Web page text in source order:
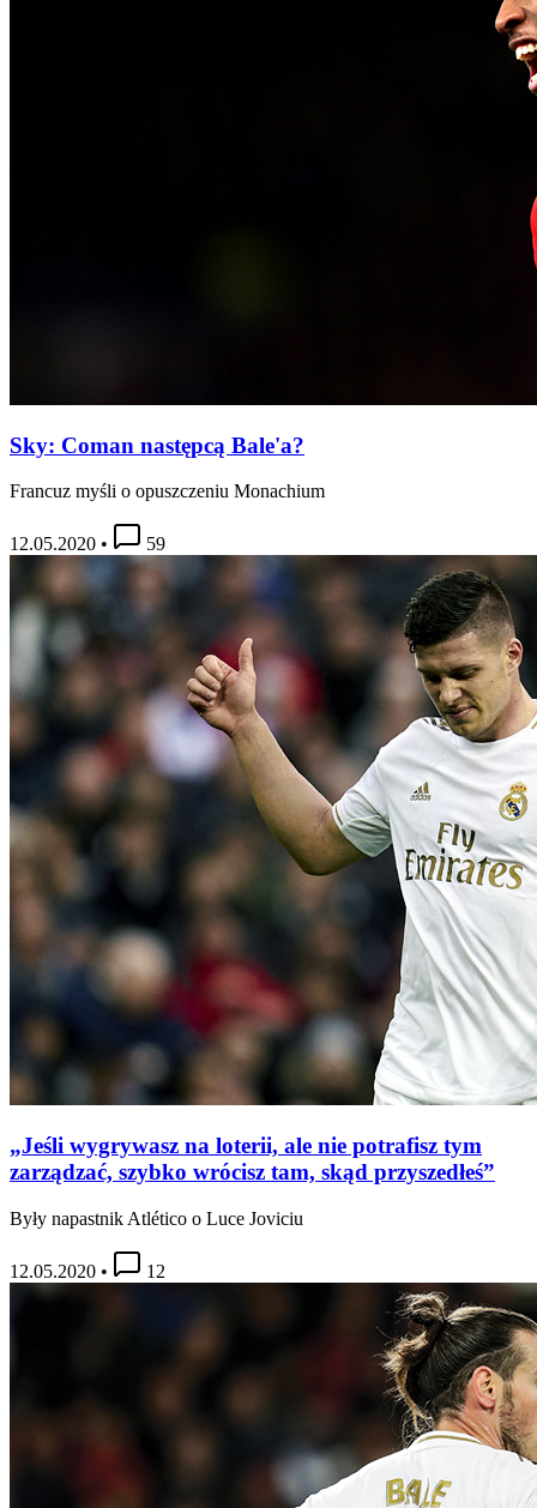
Sky: Coman następcą Bale'a?
Francuz myśli o opuszczeniu Monachium
12.05.2020 • 59
„Jeśli wygrywasz na loterii, ale nie potrafisz tym
zarządzać, szybko wrócisz tam, skąd przyszedłeś”
Były napastnik Atlético o Luce Joviciu
12.05.2020 • 12